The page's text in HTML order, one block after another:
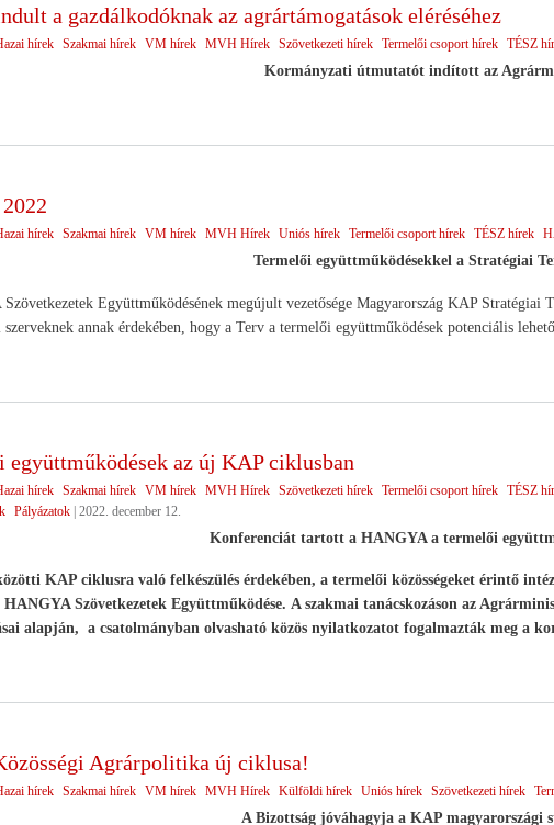
a gazdálkodóknak az agrártámogatások eléréséhez
hírek Szakmai hírek VM hírek MVH Hírek Szövetkezeti hírek Termelői csoport hírek TÉSZ
Kormányzati útmutatót indított az
hírek Szakmai hírek VM hírek MVH Hírek Uniós hírek Termelői csoport hírek TÉSZ hírek
Termelői együttműködésekkel a Stratégiai
Együttműködésének megújult vezetősége Magyarország KAP Stratégiai
annak érdekében, hogy a Terv a termelői együttműködések potenciális
együttműködések az új KAP ciklusban
hírek Szakmai hírek VM hírek MVH Hírek Szövetkezeti hírek Termelői csoport hírek TÉSZ
Pályázatok | 2022. december 12.
Konferenciát tartott a HANGYA a termelői
KAP ciklusra való felkészülés érdekében, a termelői közösségeket érintő
HANGYA Szövetkezetek Együttműködése. A szakmai tanácskozáson az
alapján, a csatolmányban olvasható közös nyilatkozatot fogalmazták meg a
Agrárpolitika új ciklusa!
hírek Szakmai hírek VM hírek MVH Hírek Külföldi hírek Uniós hírek Szövetkezeti hírek
A Bizottság jóváhagyja a KAP magyarországi